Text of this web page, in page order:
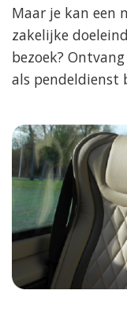
Maar je kan een
zakelijke
bezoek?
als pendeldienst